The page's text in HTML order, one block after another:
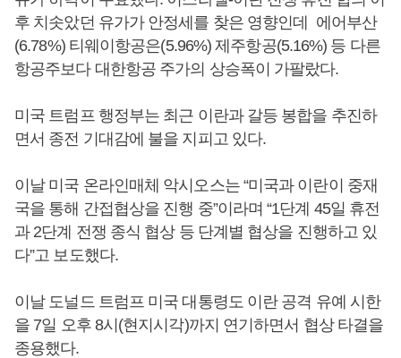
후 치솟았던 유가가 안정세를 찾은 영향인데 에어부산
(6.78%) 티웨이항공은(5.96%) 제주항공(5.16%) 등 다른
항공주보다 대한항공 주가의 상승폭이 가팔랐다.
미국 트럼프 행정부는 최근 이란과 갈등 봉합을 추진하
면서 종전 기대감에 불을 지피고 있다.
이날 미국 온라인매체 악시오스는 “미국과 이란이 중재
국을 통해 간접협상을 진행 중”이라며 “1단계 45일 휴전
과 2단계 전쟁 종식 협상 등 단계별 협상을 진행하고 있
다”고 보도했다.
이날 도널드 트럼프 미국 대통령도 이란 공격 유예 시한
을 7일 오후 8시(현지시각)까지 연기하면서 협상 타결을
종용했다.